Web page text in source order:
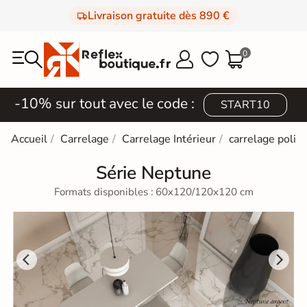
Livraison gratuite dès 890 €
  0
-10% sur tout avec le code : START10
Accueil Carrelage Carrelage Intérieur carrelage poli
Série Neptune
Formats disponibles : 60x120/120x120 cm